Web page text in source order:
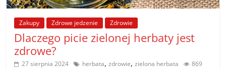
Zakupy Zdrowe jedzenie Zdrowie
Dlaczego picie zielonej herbaty jest
zdrowe?
27 sierpnia 2024 herbata,zdrowie,zielona herbata
869